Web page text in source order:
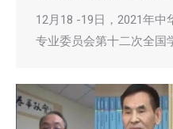
12月18 -19日，2021年
专业委员会第十二次全国